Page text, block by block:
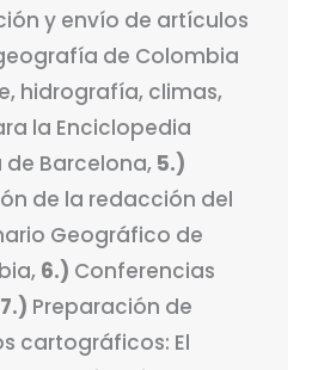
y envío de artículos
de Colombia
hidrografía, climas,
la Enciclopedia
de Barcelona, 5.)
de la redacción del
Geográfico de
6.) Conferencias
7.) Preparación de
cartográficos: El